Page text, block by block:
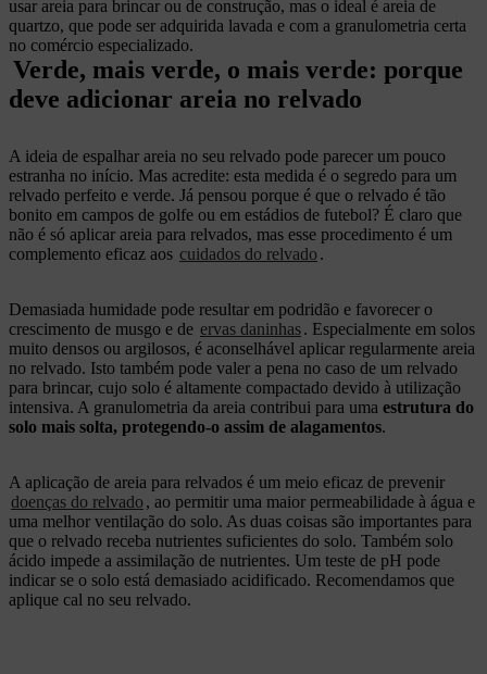
usar areia para brincar ou de construção, mas o ideal é areia de
quartzo, que pode ser adquirida lavada e com a granulometria certa
no comércio especializado.
Verde, mais verde, o mais verde: porque
deve adicionar areia no relvado
A ideia de espalhar areia no seu relvado pode parecer um pouco
estranha no início. Mas acredite: esta medida é o segredo para um
relvado perfeito e verde. Já pensou porque é que o relvado é tão
bonito em campos de golfe ou em estádios de futebol? É claro que
não é só aplicar areia para relvados, mas esse procedimento é um
complemento eficaz aos cuidados do relvado .
Demasiada humidade pode resultar em podridão e favorecer o
crescimento de musgo e de ervas daninhas. Especialmente em solos
muito densos ou argilosos, é aconselhável aplicar regularmente areia
no relvado. Isto também pode valer a pena no caso de um relvado
para brincar, cujo solo é altamente compactado devido à utilização
intensiva. A granulometria da areia contribui para uma estrutura do
solo mais solta, protegendo-o assim de alagamentos.
A aplicação de areia para relvados é um meio eficaz de prevenir
doenças do relvado , ao permitir uma maior permeabilidade à água e
uma melhor ventilação do solo. As duas coisas são importantes para
que o relvado receba nutrientes suficientes do solo. Também solo
ácido impede a assimilação de nutrientes. Um teste de pH pode
indicar se o solo está demasiado acidificado. Recomendamos que
aplique cal no seu relvado.